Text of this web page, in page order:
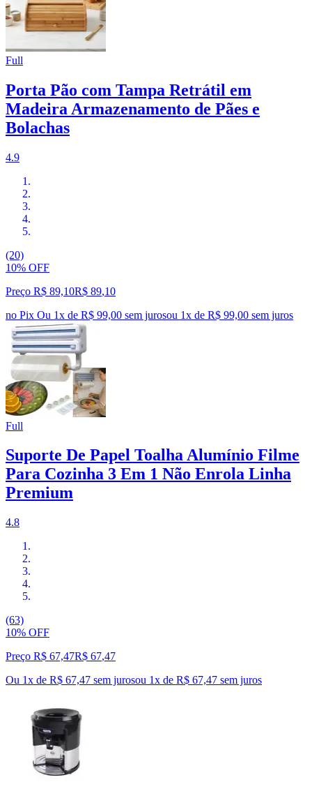
Full
Porta Pão com Tampa Retrátil em
Madeira Armazenamento de Pães e
Bolachas
4.9
(20)
10% OFF
Preço R$ 89,10R$ 89,10
no Pix Ou 1x de R$ 99,00 sem jurosou 1x de R$ 99,00 sem juros
Full
Suporte De Papel Toalha Alumínio Filme
Para Cozinha 3 Em 1 Não Enrola Linha
Premium
4.8
(63)
10% OFF
Preço R$ 67,47R$ 67,47
Ou 1x de R$ 67,47 sem jurosou 1x de R$ 67,47 sem juros